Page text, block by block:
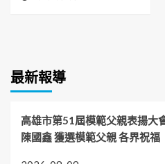
最新報導
高雄市第51屆模範父親表揚大
陳國鑫 獲選模範父親 各界祝福